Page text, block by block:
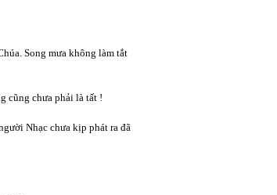
Song mưa không làm tắt
cũng chưa phải là tất !
Nhạc chưa kịp phát ra đã